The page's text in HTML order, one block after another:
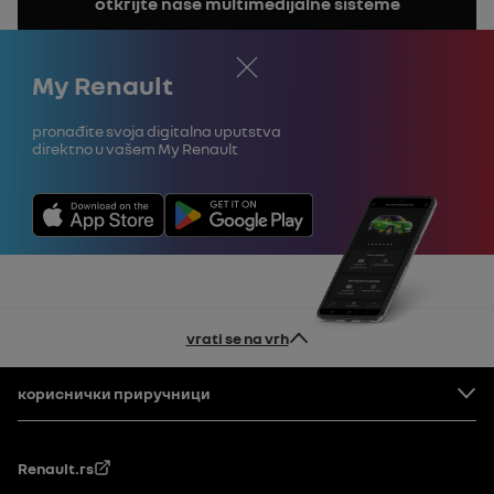
uputstvo
Zatvori
My Renault
Pronađite svoja digitalna uputstva
direktno u vašem My Renault
vrati se na vrh
кориснички приручници
Renault.rs